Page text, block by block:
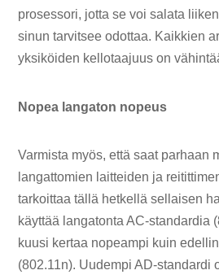
prosessori, jotta se voi salata
sinun tarvitsee odottaa. Kaikkien
yksiköiden kellotaajuus on
Nopea langaton nopeus
Varmista myös, että saat parhaan
langattomien laitteiden ja
tarkoittaa tällä hetkellä sellaisen
käyttää langatonta AC-standardia
kuusi kertaa nopeampi kuin
(802.11n). Uudempi AD-standardi